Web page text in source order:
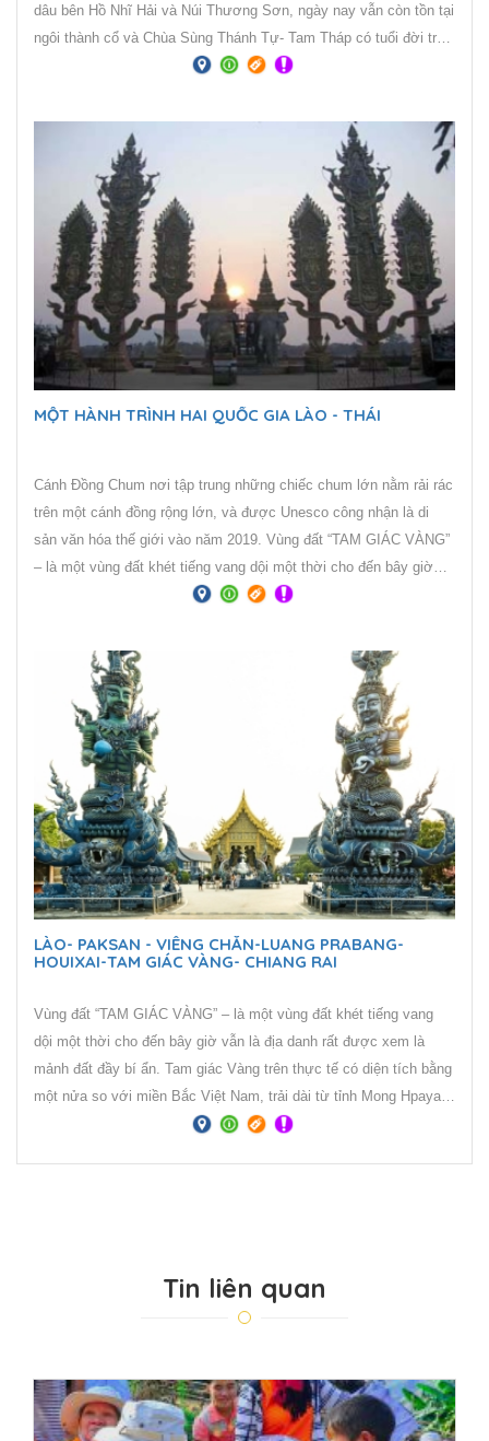
dâu bên Hồ Nhĩ Hải và Núi Thương Sơn, ngày nay vẫn còn tồn tại
ngôi thành cổ và Chùa Sùng Thánh Tự- Tam Tháp có tuổi đời trên
1100 tuổi. Ngoài ra phim trường Thiên Long Bát Bộ thu hút khách
giới cùng với núi Ngọc Long Tuyết Sơn, Hắc Long Đàm, tu viện
Songzanlin, làng cổ Dulaezong của người Tây Tạng ở Shangrila
đã tạo nên vùng cao nguyên này vừa hùng vĩ, cổ kính, vừa rất đỗi
nên thơ, lãng mạn. Cuối cùng là Rừng đá Thạch Lâm là một di
sản thiên nhiên Thế giới từng được chọn làm bối cảnh cho bộ
phim Tây Du Ký nổi tiếng.
MỘT HÀNH TRÌNH HAI QUỐC GIA LÀO - THÁI
Cánh Đồng Chum nơi tập trung những chiếc chum lớn nằm rải rác
trên một cánh đồng rộng lớn, và được Unesco công nhận là di
sản văn hóa thế giới vào năm 2019. Vùng đất “TAM GIÁC VÀNG”
– là một vùng đất khét tiếng vang dội một thời cho đến bây giờ
vẫn là địa danh rất được xem là mảnh đất đầy bí ẩn. Tam giác
Nam, trải dài từ tỉnh Mong Hpayak của Myanmar, sang Chiang Rai
của Thái Lan và Phongsaly của Lào.
LÀO- PAKSAN - VIÊNG CHĂN-LUANG PRABANG-
HOUIXAI-TAM GIÁC VÀNG- CHIANG RAI
Vùng đất “TAM GIÁC VÀNG” – là một vùng đất khét tiếng vang
dội một thời cho đến bây giờ vẫn là địa danh rất được xem là
mảnh đất đầy bí ẩn. Tam giác Vàng trên thực tế có diện tích bằng
một nửa so với miền Bắc Việt Nam, trải dài từ tỉnh Mong Hpayak
của Myanmar, sang Chiang Rai của Thái Lan và Phongsaly của
Tin liên quan